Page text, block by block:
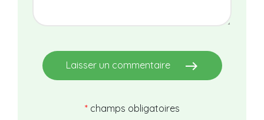
Laisser un commentaire east
* champs obligatoires